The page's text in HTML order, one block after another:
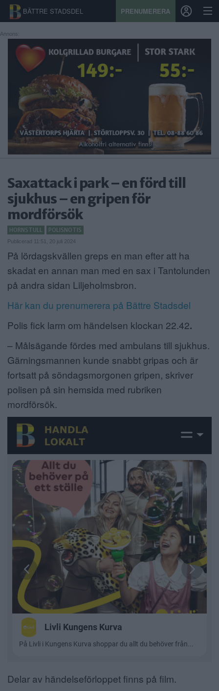
BÄTTRE STADSDEL PRENUMERERA
START
STADSDEL
PRENUMERATION
SPORT
ÅSIKTER
KONTAKT
SAMARBETEN
ANNONSERA
NÄRINGSLIV
MER
Annons:
Saxattack i park – en förd till
sjukhus – en gripen för
mordförsök
HORNSTULL POLISNOTIS
Publicerad 11:51, 20 juli 2024
På lördagskvällen greps en man efter att ha
skadat en annan man med en sax i Tantolunden
på andra sidan Liljeholmsbron.
Här kan du prenumerera på Bättre Stadsdel
Polis fick larm om händelsen klockan 22.42.
– Målsägande fördes med ambulans till sjukhus.
Gärningsmannen kunde snabbt gripas och är
fortsatt på söndagsmorgonen gripen, skriver
polisen på sin hemsida med rubriken
mordförsök.
Delar av händelseförloppet finns på film.